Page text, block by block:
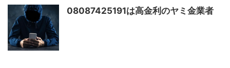
08087425191は高金利のヤミ金業者